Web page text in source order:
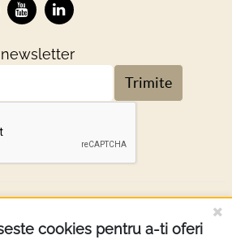
Trimite
cookies pentru a-ti oferi